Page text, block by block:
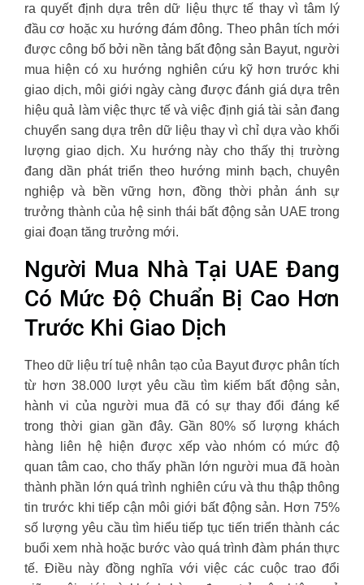
ra quyết định dựa trên dữ liệu thực tế thay vì tâm lý
đầu cơ hoặc xu hướng đám đông. Theo phân tích mới
được công bố bởi nền tảng bất động sản Bayut, người
mua hiện có xu hướng nghiên cứu kỹ hơn trước khi
giao dịch, môi giới ngày càng được đánh giá dựa trên
hiệu quả làm việc thực tế và việc định giá tài sản đang
chuyển sang dựa trên dữ liệu thay vì chỉ dựa vào khối
lượng giao dịch. Xu hướng này cho thấy thị trường
đang dần phát triển theo hướng minh bạch, chuyên
nghiệp và bền vững hơn, đồng thời phản ánh sự
trưởng thành của hệ sinh thái bất động sản UAE trong
giai đoạn tăng trưởng mới.
Người Mua Nhà Tại UAE Đang
Có Mức Độ Chuẩn Bị Cao Hơn
Trước Khi Giao Dịch
Theo dữ liệu trí tuệ nhân tạo của Bayut được phân tích
từ hơn 38.000 lượt yêu cầu tìm kiếm bất động sản,
hành vi của người mua đã có sự thay đổi đáng kể
trong thời gian gần đây. Gần 80% số lượng khách
hàng liên hệ hiện được xếp vào nhóm có mức độ
quan tâm cao, cho thấy phần lớn người mua đã hoàn
thành phần lớn quá trình nghiên cứu và thu thập thông
tin trước khi tiếp cận môi giới bất động sản. Hơn 75%
số lượng yêu cầu tìm hiểu tiếp tục tiến triển thành các
buổi xem nhà hoặc bước vào quá trình đàm phán thực
tế. Điều này đồng nghĩa với việc các cuộc trao đổi